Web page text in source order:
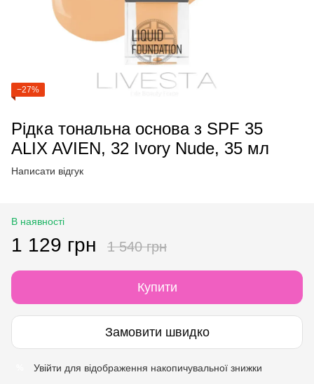
−27%
Рідка тональна основа з SPF 35
ALIX AVIEN, 32 Ivory Nude, 35 мл
Написати відгук
В наявності
1 129 грн 1 540 грн
Купити
Замовити швидко
Увійти для відображення накопичувальної знижки